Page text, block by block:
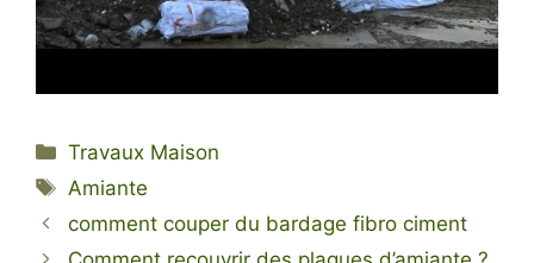
Catégories
Travaux Maison
Étiquettes
Amiante
comment couper du bardage fibro ciment